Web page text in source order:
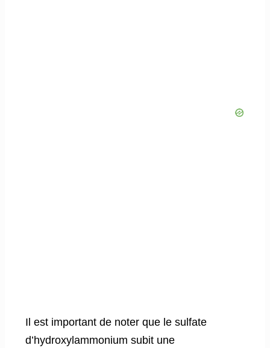
Il est important de noter que le sulfate
d’hydroxylammonium subit une